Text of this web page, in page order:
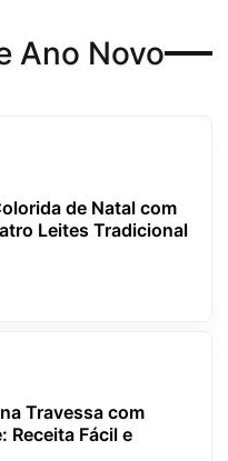
Ano Novo
de Natal com
Leites Tradicional
Travessa com
Receita Fácil e